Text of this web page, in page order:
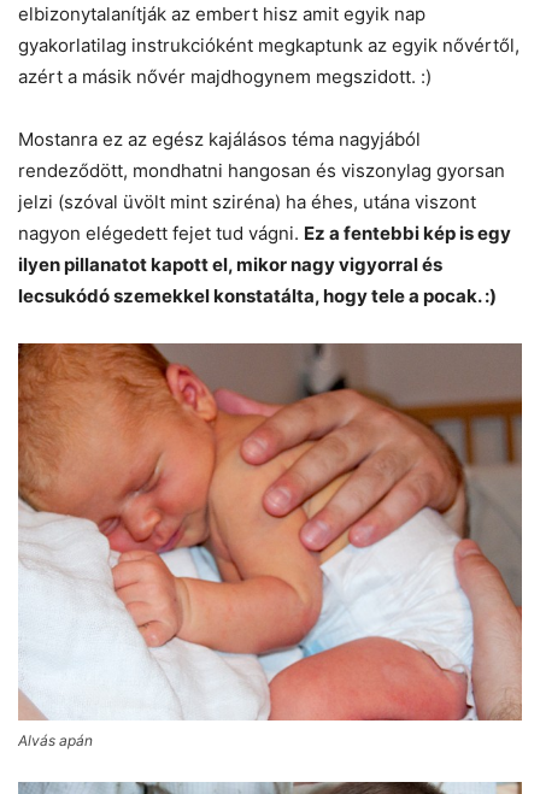
elbizonytalanítják az embert hisz amit egyik nap
gyakorlatilag instrukcióként megkaptunk az egyik nővértől,
azért a másik nővér majdhogynem megszidott. :)
Mostanra ez az egész kajálásos téma nagyjából
rendeződött, mondhatni hangosan és viszonylag gyorsan
jelzi (szóval üvölt mint sziréna) ha éhes, utána viszont
nagyon elégedett fejet tud vágni. Ez a fentebbi kép is egy
ilyen pillanatot kapott el, mikor nagy vigyorral és
lecsukódó szemekkel konstatálta, hogy tele a pocak. :)
Alvás apán